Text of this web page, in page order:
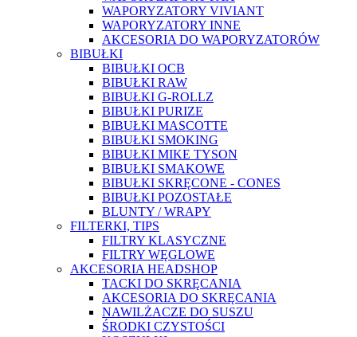
WAPORYZATORY VIVIANT
WAPORYZATORY INNE
AKCESORIA DO WAPORYZATORÓW
BIBUŁKI
BIBUŁKI OCB
BIBUŁKI RAW
BIBUŁKI G-ROLLZ
BIBUŁKI PURIZE
BIBUŁKI MASCOTTE
BIBUŁKI SMOKING
BIBUŁKI MIKE TYSON
BIBUŁKI SMAKOWE
BIBUŁKI SKRĘCONE - CONES
BIBUŁKI POZOSTAŁE
BLUNTY / WRAPY
FILTERKI, TIPS
FILTRY KLASYCZNE
FILTRY WĘGLOWE
AKCESORIA HEADSHOP
TACKI DO SKRĘCANIA
AKCESORIA DO SKRĘCANIA
NAWILŻACZE DO SUSZU
ŚRODKI CZYSTOŚCI